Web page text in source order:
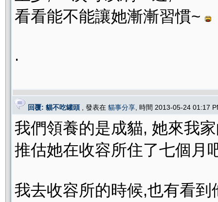
看看能不能讓她漸漸習慣~
.
回覆: 貓不吃罐頭 , 發表在 貓事分享 , 時間 2013-05-24 01:17
我們領養的是成貓, 她來我
推估她在收容所住了七個月
我去收容所的時候,也有看到